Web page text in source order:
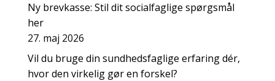
Ny brevkasse: Stil dit socialfaglige spørgsmål
her
27. maj 2026
Vil du bruge din sundhedsfaglige erfaring dér,
hvor den virkelig gør en forskel?